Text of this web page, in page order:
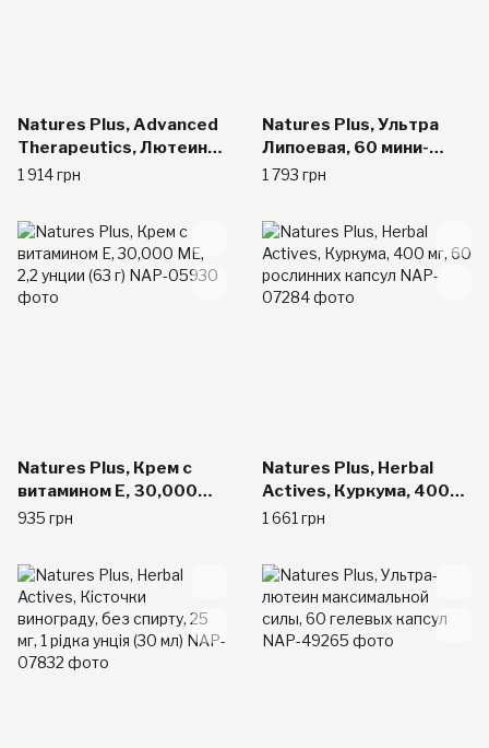
Natures Plus, Advanced
Therapeutics, Лютеин
для Зрения, 60
1 914 грн
Natures Plus, Ультра
Липоевая, 60 мини-
таблеток
1 793 грн
Natures Plus, Крем с
витамином E, 30,000
МЕ, 2,2 унции (63 г)
935 грн
Natures Plus, Herbal
Actives, Куркума, 400
мг, 60 рослинних капсул
1 661 грн